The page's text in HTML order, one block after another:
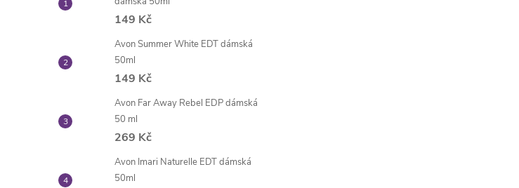
149 Kč
Avon Summer White EDT dámská
50ml
149 Kč
Avon Far Away Rebel EDP dámská
50 ml
269 Kč
Avon Imari Naturelle EDT dámská
50ml